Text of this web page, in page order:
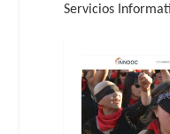
Servicios